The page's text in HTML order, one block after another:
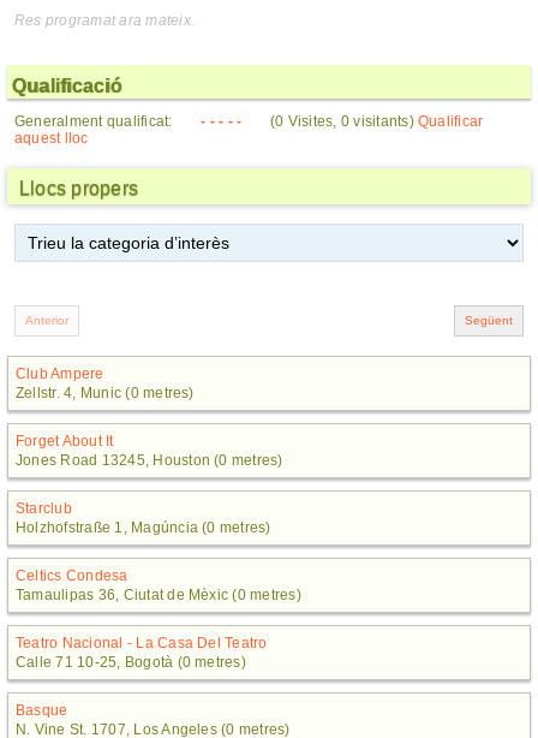
Res programat ara mateix.
Qualificació
Generalment qualificat: - - - - - (0 Visites, 0 visitants)Qualificar
aquest lloc
Llocs propers
Club Ampere
Zellstr. 4, Munic (0 metres)
Forget About It
Jones Road 13245, Houston (0 metres)
Starclub
Holzhofstraße 1, Magúncia (0 metres)
Celtics Condesa
Tamaulipas 36, Ciutat de Mèxic (0 metres)
Teatro Nacional - La Casa Del Teatro
Calle 71 10-25, Bogotà (0 metres)
Basque
N. Vine St. 1707, Los Angeles (0 metres)